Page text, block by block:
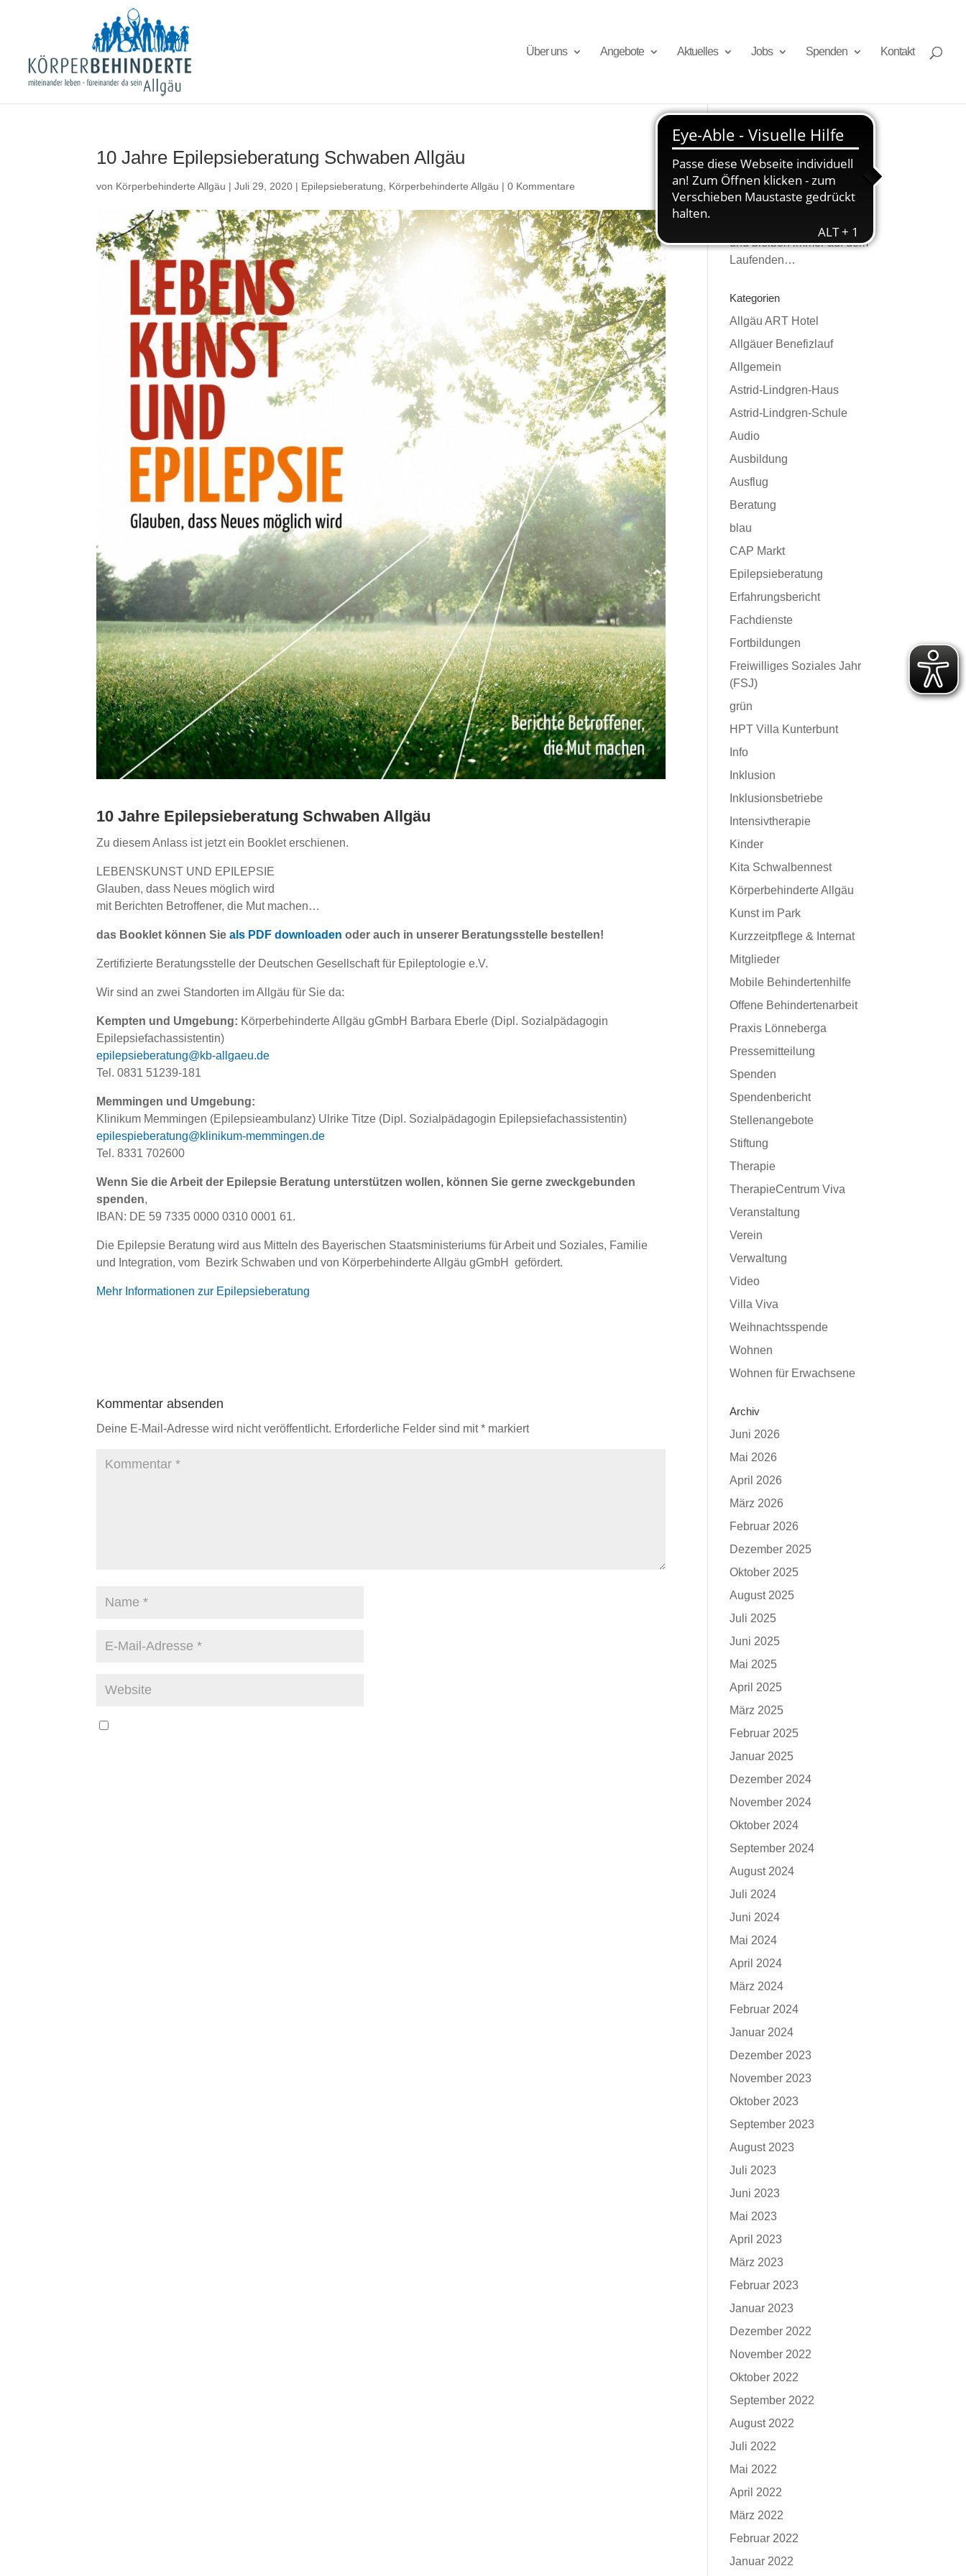
Über uns Angebote Aktuelles Jobs Spenden Kontakt
10 Jahre Epilepsieberatung Schwaben Allgäu
von Körperbehinderte Allgäu |Juli 29, 2020 | Epilepsieberatung Körperbehinderte Allgäu |0 Kommentare
10 Jahre Epilepsieberatung Schwaben Allgäu
Zu diesem Anlass ist jetzt ein Booklet erschienen.
LEBENSKUNST UND EPILEPSIE
Glauben, dass Neues möglich wird
mit Berichten Betroffener, die Mut machen…
das Booklet können Sieals PDF downloaden oder auch in unserer Beratungsstelle bestellen!
Zertifizierte Beratungsstelle der Deutschen Gesellschaft für Epileptologie e.V.
Wir sind an zwei Standorten im Allgäu für Sie da:
Kempten und Umgebung: Körperbehinderte Allgäu gGmbH Barbara Eberle (Dipl. Sozialpädagogin
Epilepsiefachassistentin)
epilepsieberatung@kb-allgaeu.de
Tel. 0831 51239-181
Memmingen und Umgebung:
Klinikum Memmingen (Epilepsieambulanz) Ulrike Titze (Dipl. Sozialpädagogin Epilepsiefachassistentin)
epilespieberatung@klinikum-memmingen.de
Tel. 8331 702600
Wenn Sie die Arbeit der Epilepsie Beratung unterstützen wollen, können Sie gerne zweckgebunden
spenden,
IBAN: DE 59 7335 0000 0310 0001 61.
Die Epilepsie Beratung wird aus Mitteln des Bayerischen Staatsministeriums für Arbeit und Soziales, Familie
und Integration, vom Bezirk Schwaben und von Körperbehinderte Allgäu gGmbH gefördert.
Mehr Informationen zur Epilepsieberatung
Kommentar absenden
Deine E-Mail-Adresse wird nicht veröffentlicht. Erforderliche Felder sind mit* markiert
Newsletter
Melden Sie sich an
und bleiben immer auf dem
Laufenden…
Kategorien
Allgäu ART Hotel
Allgäuer Benefizlauf
Allgemein
Astrid-Lindgren-Haus
Astrid-Lindgren-Schule
Audio
Ausbildung
Ausflug
Beratung
blau
CAP Markt
Epilepsieberatung
Erfahrungsbericht
Fachdienste
Fortbildungen
Freiwilliges Soziales Jahr
(FSJ)
grün
HPT Villa Kunterbunt
Info
Inklusion
Inklusionsbetriebe
Intensivtherapie
Kinder
Kita Schwalbennest
Körperbehinderte Allgäu
Kunst im Park
Kurzzeitpflege & Internat
Mitglieder
Mobile Behindertenhilfe
Offene Behindertenarbeit
Praxis Lönneberga
Pressemitteilung
Spenden
Spendenbericht
Stellenangebote
Stiftung
Therapie
TherapieCentrum Viva
Veranstaltung
Verein
Verwaltung
Video
Villa Viva
Weihnachtsspende
Wohnen
Wohnen für Erwachsene
Archiv
Juni 2026
Mai 2026
April 2026
März 2026
Februar 2026
Dezember 2025
Oktober 2025
August 2025
Juli 2025
Juni 2025
Mai 2025
April 2025
März 2025
Februar 2025
Januar 2025
Dezember 2024
November 2024
Oktober 2024
September 2024
August 2024
Juli 2024
Juni 2024
Mai 2024
April 2024
März 2024
Februar 2024
Januar 2024
Dezember 2023
November 2023
Oktober 2023
September 2023
August 2023
Juli 2023
Juni 2023
Mai 2023
April 2023
März 2023
Februar 2023
Januar 2023
Dezember 2022
November 2022
Oktober 2022
September 2022
August 2022
Juli 2022
Mai 2022
April 2022
März 2022
Februar 2022
Januar 2022